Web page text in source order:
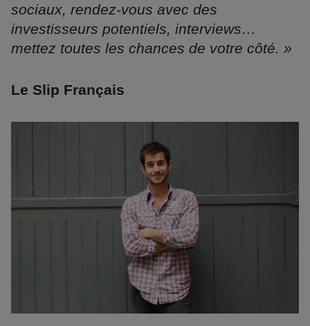
sociaux, rendez-vous avec des
investisseurs potentiels, interviews…
mettez toutes les chances de votre côté. »
Le Slip Français